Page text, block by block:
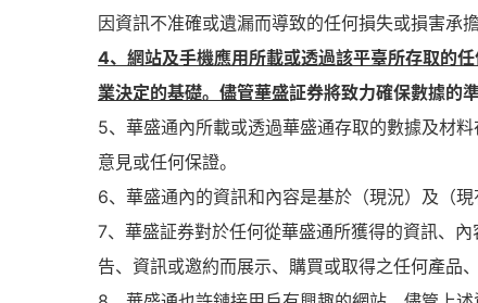
因資訊不准確或遺漏而導致的任何損失或損害承擔
4、網站及手機應用所載或透過該平臺所存取的
業決定的基礎。儘管華盛証券將致力確保數據的
5、華盛通內所載或透過華盛通存取的數據及材
意見或任何保證。
6、華盛通內的資訊和內容是基於（現況）及（
7、華盛証券對於任何從華盛通所獲得的資訊、
告、資訊或邀約而展示、購買或取得之任何產品